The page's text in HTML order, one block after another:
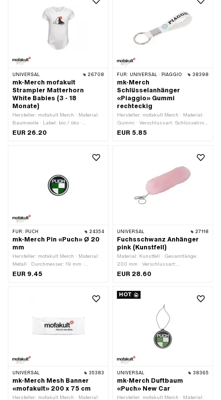
UNIVERSAL 26708
mk-Merch mofakult
Strampler Matterhorn
White Babies (3 - 18
Monate)
Hersteller: mofakult Merch · Material:
Baumwolle · Label: bio / öko ·
Geschlecht: Unisex · Farbe: weiss ·
EUR 26.20
FÜR: UNIVERSAL · PIAGGIO 38398
mk-Merch
Schlüsselanhänger
«Piaggio» Gummi
rechteckig
Hersteller: mofakult Merch · Material:
Gummi · Verschlussart: Schlüsselring
· Breite: 84 mm · Höhe: 16 mm
EUR 5.85
FÜR: PUCH 24354
mk-Merch Pin «Puch» Ø 20
mm
Hersteller: mofakult Merch · Material:
Metall · Durchmesser: 19 mm ·
Oberfläche: emailliert · Verschlussart:
EUR 9.45
UNIVERSAL 27118
Fuchsschwanz Anhänger
pink (Kunstfell)
Material: Kunstfell · Gesamtlänge:
200 mm · Verschlussart:
Karabinerhaken
EUR 28.60
UNIVERSAL 35383
mk-Merch Mesh Banner
«mofakult» 200 x 75 cm
Hersteller: mofakult Merch · Material:
HOT
UNIVERSAL 38365
mk-Merch Duftbaum
«Puch» New Car
Hersteller: mofakult Merch · Material: